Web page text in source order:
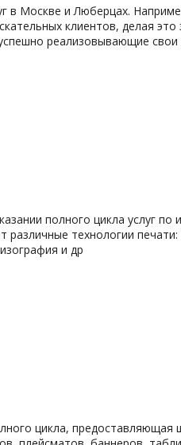
в Москве и Люберцах.
клиентов, делая
реализовывающие
полного цикла услуг
различные технологии
и др
цикла, предоставляющая